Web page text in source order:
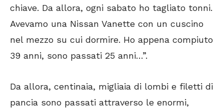
chiave. Da allora, ogni sabato ho tagliato tonni.
Avevamo una Nissan Vanette con un cuscino
nel mezzo su cui dormire. Ho appena compiuto
39 anni, sono passati 25 anni…”.
Da allora, centinaia, migliaia di lombi e filetti di
pancia sono passati attraverso le enormi,